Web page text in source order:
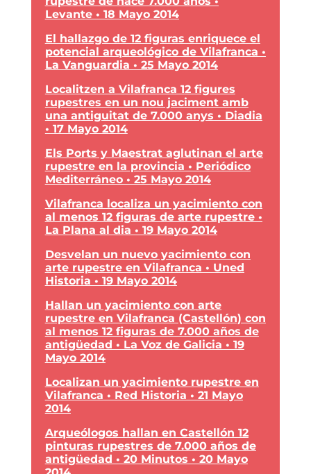
Levante • 18 Mayo 2014
El hallazgo de 12 figuras enriquece el
potencial arqueológico de Vilafranca •
La Vanguardia • 25 Mayo 2014
Localitzen a Vilafranca 12 figures
rupestres en un nou jaciment amb
una antiguitat de 7.000 anys • Diadia
• 17 Mayo 2014
Els Ports y Maestrat aglutinan el arte
rupestre en la provincia • Periódico
Mediterráneo • 25 Mayo 2014
Vilafranca localiza un yacimiento con
al menos 12 figuras de arte rupestre •
La Plana al dia • 19 Mayo 2014
Desvelan un nuevo yacimiento con
arte rupestre en Vilafranca • Uned
Historia • 19 Mayo 2014
Hallan un yacimiento con arte
rupestre en Vilafranca (Castellón) con
al menos 12 figuras de 7.000 años de
antigüedad • La Voz de Galicia • 19
Mayo 2014
Localizan un yacimiento rupestre en
Vilafranca • Red Historia • 21 Mayo
2014
Arqueólogos hallan en Castellón 12
pinturas rupestres de 7.000 años de
antigüedad • 20 Minutos • 20 Mayo